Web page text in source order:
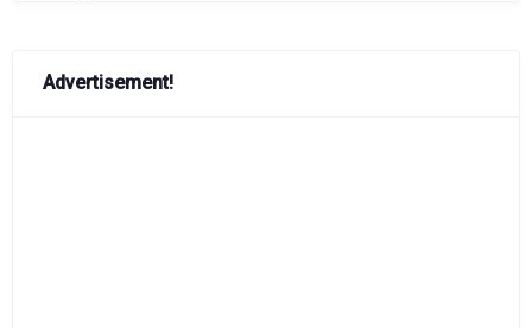
Advertisement!